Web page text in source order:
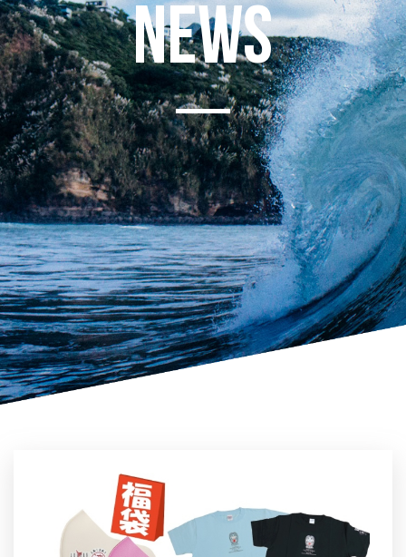
NEWS